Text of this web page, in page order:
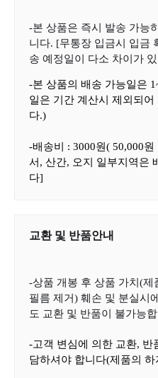
-본 상품은 즉시 발송 가능
니다. [무통장 입금시 입금
송 예정일이 다소 차이가
-본 상품의 배송 가능일은
일은 기간 계산시 제외되어
다.)
-배송비 : 3000원( 50,000원
서 , 산간, 오지 일부지역은
다]
교환 및 반품안내
-상품 개봉 후 상품 가치 (제
필름 제거) 훼손 및 분실시
도 교환 및 반품이 불가능
-고객 변심에 의한 교환, 반
담하셔야 합니다(제품의 하